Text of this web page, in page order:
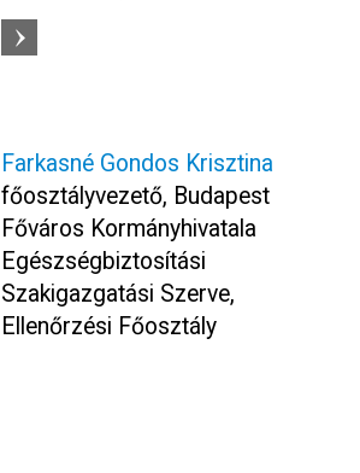
Farkasné Gondos Krisztina
főosztályvezető, Budapest
Főváros Kormányhivatala
Egészségbiztosítási
Szakigazgatási Szerve,
Ellenőrzési Főosztály